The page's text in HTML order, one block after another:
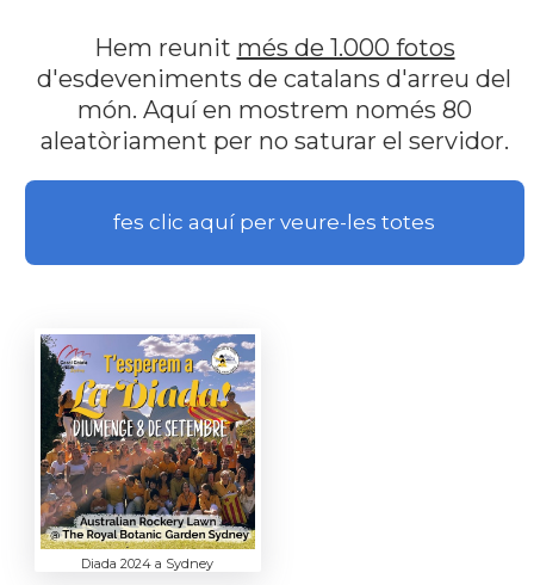
Hem reunit més de 1.000 fotos
d'esdeveniments de catalans d'arreu del
món. Aquí en mostrem només 80
aleatòriament per no saturar el servidor.
fes clic aquí per veure-les totes
Diada 2024 a Sydney